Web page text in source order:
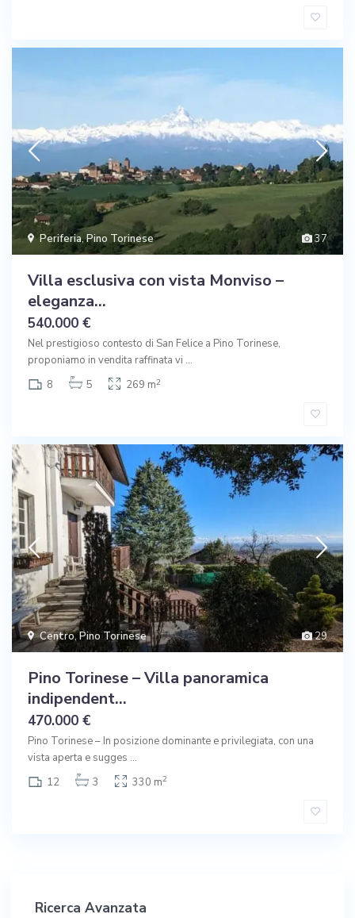
37
Periferia,Pino Torinese
Villa esclusiva con vista Monviso –
eleganza...
540.000 €
Nel prestigioso contesto di San Felice a Pino Torinese,
proponiamo in vendita raffinata vi ...
8
5 269 m2
29
Centro,Pino Torinese
Pino Torinese – Villa panoramica
indipendent...
470.000 €
Pino Torinese – In posizione dominante e privilegiata, con una
vista aperta e sugges ...
12
3 330 m2
Ricerca Avanzata